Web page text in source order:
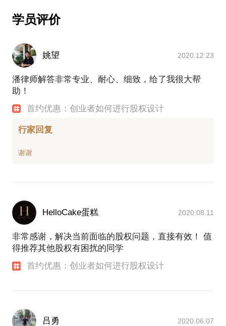
立即与我联系，让我们共同制定策略，为您的品牌保
我们提供个人信息保护合规咨询服务，为企业和个人
量身定制个人信息保护解决方案。从隐私风险评估到
合规政策和流程制定，再到培训和教育，我们将为您
提供全方位的专业支持与指导。
确保个人信息的安全和合规，我们是您可信赖的合作
伙伴。立即咨询我们，让我们共同建立一个安全可靠
密合作，理解您的具体需求，并基于您的商业目标量
学员评价
姚望 2020.12.23
潘律师解答非常专业、耐心、细致，给了我很大帮
助！
首约优惠：创业者如何进行股权设计
行家回复
HelloCake蛋糕 2020.08.11
非常感谢，解决当前面临的股权问题，直接有效！ 值
得推荐其他股权有困扰的同学
首约优惠：创业者如何进行股权设计
吕勇 2020.06.07